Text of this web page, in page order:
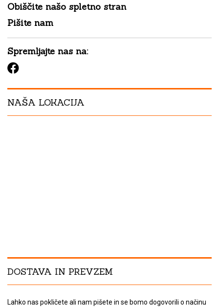
Obiščite našo spletno stran
Pišite nam
Spremljajte nas na:
Facebook
NAŠA LOKACIJA
DOSTAVA IN PREVZEM
Lahko nas pokličete ali nam pišete in se bomo dogovorili o načinu